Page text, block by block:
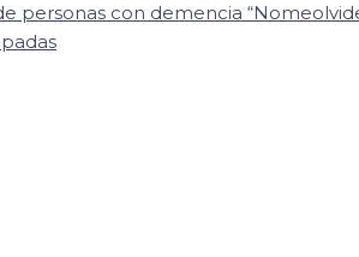
personas con demencia